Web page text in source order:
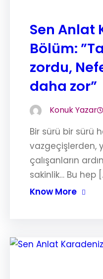
Sen Anlat
Bölüm:
zordu,
daha zor”
Konuk Yazar
Bir sürü bir sürü
vazgeçişlerden,
çalışanların
sakinlik… Bu hep
Know More